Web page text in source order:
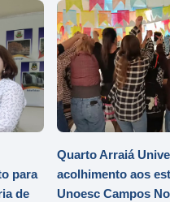
para
de
Quarto Arraiá
acolhimento aos
Unoesc Campos